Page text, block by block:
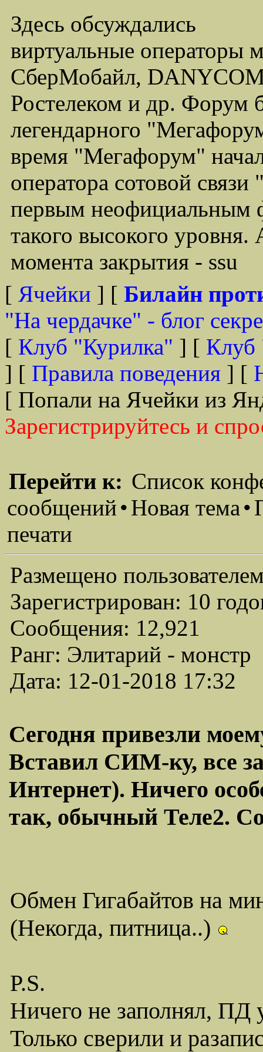
Здесь обсуждались
виртуальные операторы
СберМобайл,
Ростелеком и др. Форум
легендарного
время "Мегафорум"
оператора сотовой
первым неофициальным
такого высокого
момента закрытия - ssu
[ Ячейки ] [ Билайн
"На чердачке" - блог
[ Клуб "Курилка" ] [ Клуб
] [ Правила поведения ] [
[ Попали на Ячейки из
Зарегистрируйтесь и
Перейти к: Список
сообщений•Новая тема•
печати
Размещено
Зарегистрирован: 10
Сообщения: 12,921
Ранг: Элитарий - монстр
Дата: 12-01-2018 17:32
Сегодня привезли
Вставил СИМ-ку, все
Интернет). Ничего
так, обычный Теле2.
Обмен Гигабайтов на
(Некогда, питница..)
P.S.
Ничего не заполнял, ПД
Только сверили и